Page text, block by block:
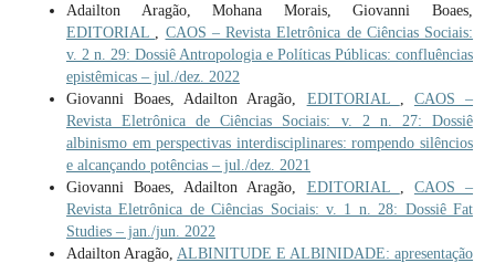
Adailton Aragão, Mohana Morais, Giovanni Boaes,
EDITORIAL
CAOS – Revista Eletrônica de Ciências Sociais:
v. 2 n. 29: Dossiê Antropologia e Políticas Públicas: confluências
epistêmicas – jul./dez. 2022
Giovanni Boaes, Adailton Aragão, EDITORIAL
CAOS –
Revista Eletrônica de Ciências Sociais: v. 2 n. 27: Dossiê
albinismo em perspectivas interdisciplinares: rompendo silêncios
e alcançando potências – jul./dez. 2021
Giovanni Boaes, Adailton Aragão, EDITORIAL
CAOS –
Revista Eletrônica de Ciências Sociais: v. 1 n. 28: Dossiê Fat
Studies – jan./jun. 2022
Adailton Aragão, ALBINITUDE E ALBINIDADE: apresentação